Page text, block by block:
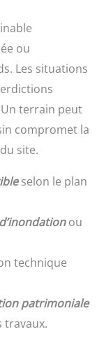
ou
Les situations
terrain peut
compromet la
site.
selon le plan
ou
technique
patrimoniale
travaux.